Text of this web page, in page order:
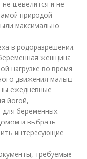
не шевелится и не
природой
максимально
в родоразрешении.
женщина
нагрузке во время
движения малыш
ежедневные
йогой,
для беременных.
и выбрать
интересующие
требуемые